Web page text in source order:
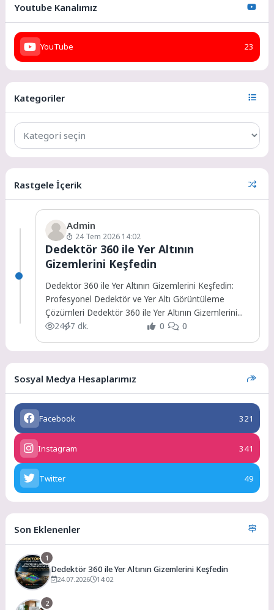
Youtube Kanalımız
YouTube 23
Kategoriler
Rastgele İçerik
Admin
24 Tem 2026 14:02
Dedektör 360 ile Yer Altının
Gizemlerini Keşfedin
Dedektör 360 ile Yer Altının Gizemlerini Keşfedin:
Profesyonel Dedektör ve Yer Altı Görüntüleme
Çözümleri Dedektör 360 ile Yer Altının Gizemlerini...
24 7 dk. 0 0
Sosyal Medya Hesaplarımız
Facebook 321
Instagram 341
Twitter 49
Son Eklenenler
1
Dedektör 360 ile Yer Altının Gizemlerini Keşfedin
24.07.2026 14:02
2